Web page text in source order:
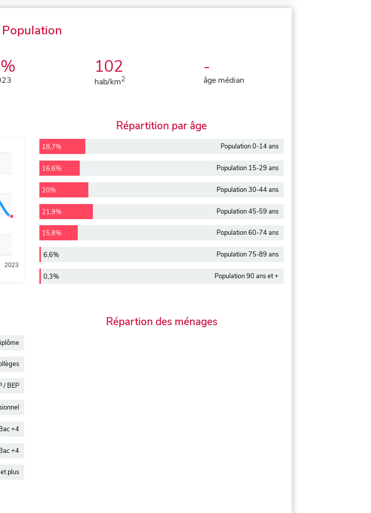
Population
102
hab/km2
-
âge médian
2023
Répartition par âge
18,7% Population 0-14 ans
16,6% Population 15-29 ans
20% Population 30-44 ans
21,9% Population 45-59 ans
15,8% Population 60-74 ans
6,6% Population 75-89 ans
0,3% Population 90 ans et +
/ BEP
+4
+4
plus
Répartion des ménages